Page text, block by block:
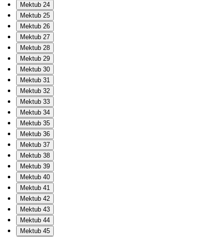
Mektub 24
Mektub 25
Mektub 26
Mektub 27
Mektub 28
Mektub 29
Mektub 30
Mektub 31
Mektub 32
Mektub 33
Mektub 34
Mektub 35
Mektub 36
Mektub 37
Mektub 38
Mektub 39
Mektub 40
Mektub 41
Mektub 42
Mektub 43
Mektub 44
Mektub 45